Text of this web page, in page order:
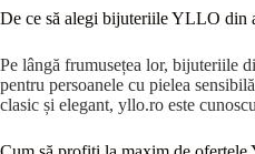
De ce să alegi bijuteriile YLLO din
Pe lângă frumusețea lor, bijuteriile
pentru persoanele cu pielea
clasic și elegant, yllo.ro este